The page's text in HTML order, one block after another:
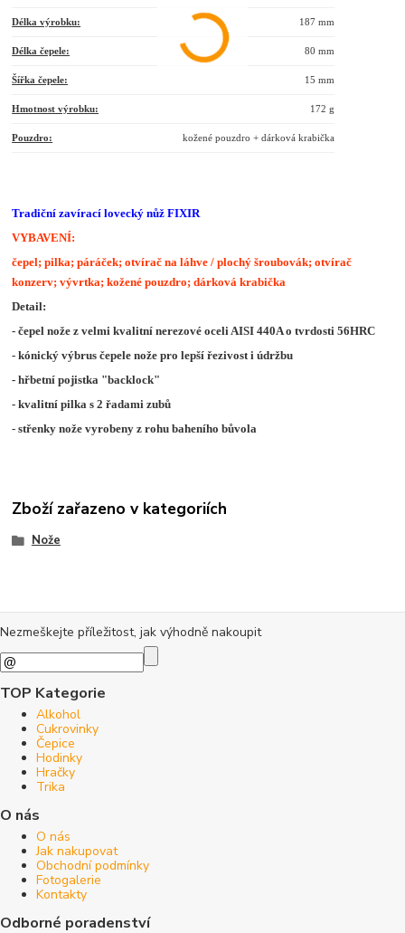
Délka výrobku: 187 mm
Délka čepele: 80 mm
Šířka čepele: 15 mm
Hmotnost výrobku: 172 g
Pouzdro: kožené pouzdro + dárková krabička
Tradiční zavírací lovecký nůž FIXIR
VYBAVENÍ:
čepel; pilka; páráček; otvírač na láhve / plochý šroubovák; otvírač
konzerv; vývrtka; kožené pouzdro; dárková krabička
Detail:
- čepel nože z velmi kvalitní nerezové oceli AISI 440A o tvrdosti 56HRC
- kónický výbrus čepele nože pro lepší řezivost i údržbu
- hřbetní pojistka "backlock"
- kvalitní pilka s 2 řadami zubů
- střenky nože vyrobeny z rohu baheního bůvola
Zboží zařazeno v kategoriích
Nože
Nezmeškejte příležitost, jak výhodně nakoupit
TOP Kategorie
Alkohol
Cukrovinky
Čepice
Hodinky
Hračky
Trika
O nás
O nás
Jak nakupovat
Obchodní podmínky
Fotogalerie
Kontakty
Odborné poradenství